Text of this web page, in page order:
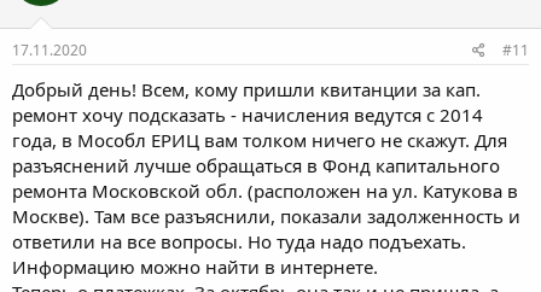
17.11.2020 #11
Добрый день! Всем, кому пришли квитанции за кап.
ремонт хочу подсказать - начисления ведутся с 2014
года, в Мособл ЕРИЦ вам толком ничего не скажут. Для
разъяснений лучше обращаться в Фонд капитального
ремонта Московской обл. (расположен на ул. Катукова в
Москве). Там все разъяснили, показали задолженность и
ответили на все вопросы. Но туда надо подъехать.
Информацию можно найти в интернете.